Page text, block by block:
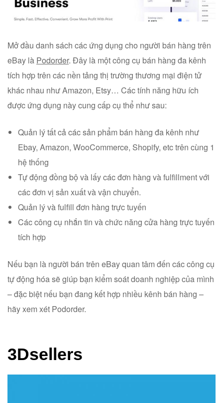
Mở đầu danh sách các ứng dụng cho người bán hàng trên
eBay là Podorder. Đây là một công cụ bán hàng đa kênh
tích hợp trên các nền tảng thị trường thương mại điện tử
khác nhau như Amazon, Etsy… Các tính năng hữu ích
được ứng dụng này cung cấp cụ thể như sau:
Quản lý tất cả các sản phẩm bán hàng đa kênh như
Ebay, Amazon, WooCommerce, Shopify, etc trên cùng 1
hệ thống
Tự động đồng bộ và lấy các đơn hàng và fulfillment với
các đơn vị sản xuất và vận chuyển.
Quản lý và fulfill đơn hàng trực tuyến
Các công cụ nhắn tin và chức năng cửa hàng trực tuyến
tích hợp
Nếu bạn là người bán trên eBay quan tâm đến các công cụ
tự động hóa sẽ giúp bạn kiểm soát doanh nghiệp của mình
– đặc biệt nếu bạn đang kết hợp nhiều kênh bán hàng –
hãy xem xét Podorder.
3Dsellers